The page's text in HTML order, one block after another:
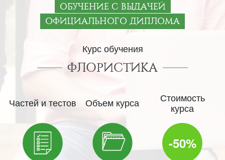
ОБУЧЕНИЕ С ВЫДАЧЕЙ
ОФИЦИАЛЬНОГО ДИПЛОМА
Курс обучения
ФЛОРИСТИКА
Частей и тестов Объем курса
Стоимость
курса
-50%